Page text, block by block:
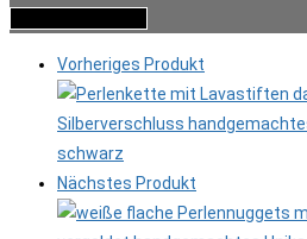
Vorheriges Produkt
Nächstes Produkt